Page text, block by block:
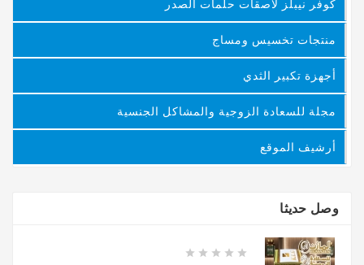
كوفر نيبلز لاصقات حلمات الصدر
منتجات تخسيس ومساج
أجهزة تكبير الثدي
مجلة للسعادة الزوجية والمشاكل الجنسية
أرشيف الموقع
وصل حديثا




